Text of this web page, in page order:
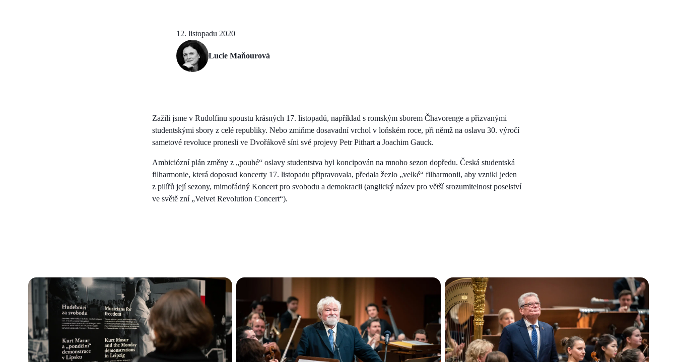
12. listopadu 2020
Lucie Maňourová
Zažili jsme v Rudolfinu spoustu krásných 17. listopadů, například s romským sborem Čhavorenge a přizvanými
studentskými sbory z celé republiky. Nebo zmiňme dosavadní vrchol v loňském roce, při němž na oslavu 30. výročí
sametové revoluce pronesli ve Dvořákově síni své projevy Petr Pithart a Joachim Gauck.
Ambiciózní plán změny z „pouhé“ oslavy studentstva byl koncipován na mnoho sezon dopředu. Česká studentská
filharmonie, která doposud koncerty 17. listopadu připravovala, předala žezlo „velké“ filharmonii, aby vznikl jeden
z pilířů její sezony, mimořádný Koncert pro svobodu a demokracii (anglický název pro větší srozumitelnost poselství
ve světě zní „Velvet Revolution Concert“).